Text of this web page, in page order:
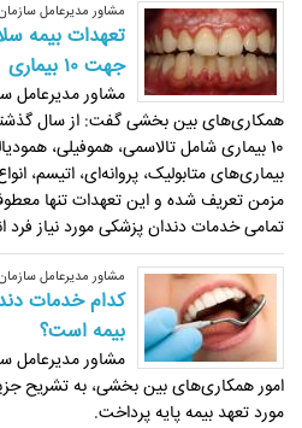
مشاور مدیرعامل
تعهدات بیمه
جهت ۱۰ بیماری
مشاور مدیرعامل
همکاری‌های بین بخشی گفت: از سال
10 بیماری شامل تالاسمی، هموفیلی،
بیماری‌های متابولیک، پروانه‌ای، اتیسم،
مزمن تعریف شده و این تعهدات تنها معطوف
تمامی خدمات دندان پزشکی مورد نیاز فرد
مشاور مدیرعامل
کدام خدمات
بیمه است؟
مشاور مدیرعامل
امور همکاری‌های بین بخشی، به تشریح
مورد تعهد بیمه پایه پرداخت.